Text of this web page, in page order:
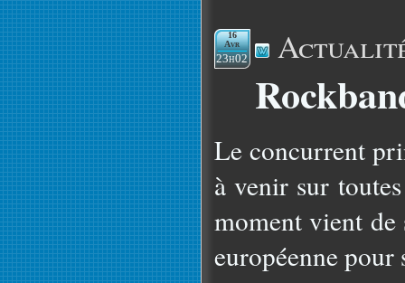
16
Avr
23h02
Le concurrent
à venir sur
moment vient
européenne